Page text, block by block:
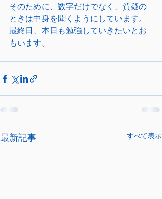
そのために、数字だけでなく、質疑の
ときは中身を聞くようにしています。
最終日、本日も勉強していきたいとお
もいます。
最新記事 すべて表示